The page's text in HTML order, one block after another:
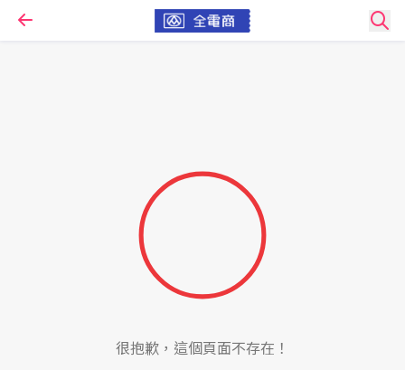
很抱歉，這個頁面不存在！